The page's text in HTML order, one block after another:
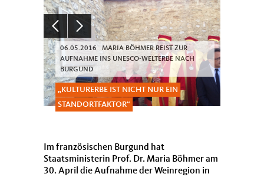
06.05.2016 MARIA BÖHMER REIST ZUR
AUFNAHME INS UNESCO-WELTERBE NACH
BURGUND
KULTURERBE IST NICHT NUR EIN
STANDORTFAKTOR“
Im französischen Burgund hat
Staatsministerin Prof. Dr. Maria Böhmer am
30. April die Aufnahme der Weinregion in